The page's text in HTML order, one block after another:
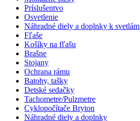
Príslušentvo
Osvetlenie
Náhradné diely a doplnky k svetlám
Fľaše
Košíky na fľašu
Brašne
Stojany
Ochrana rámu
Batohy, tašky
Detské sedačky
Tachometre/Pulzmetre
Cyklopočítače Bryton
Náhradné diely a doplnky